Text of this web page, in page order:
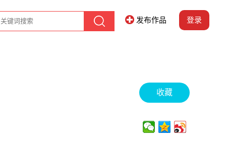
发布作品 登录
收藏